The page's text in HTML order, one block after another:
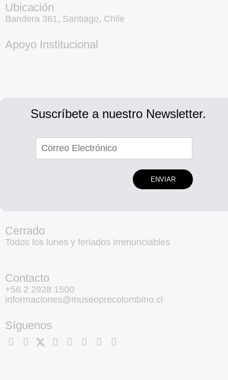
Ubicación
Bandera 361, Santiago, Chile
Apoyo Institucional
Suscríbete a nuestro Newsletter.
ENVIAR
Cerrado
Todos los lunes y feriados irrenunciables
Contacto
+56 2 2928 1500
informaciones@museoprecolombino.cl
Síguenos